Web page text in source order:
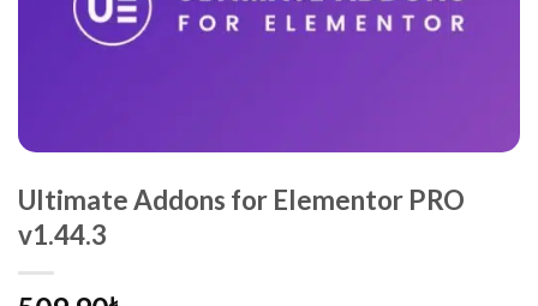
Ultimate Addons for Elementor PRO
v1.44.3